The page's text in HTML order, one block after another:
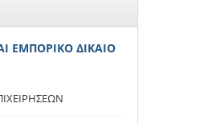
ΕΜΠΟΡΙΚΟ ΔΙΚΑΙΟ